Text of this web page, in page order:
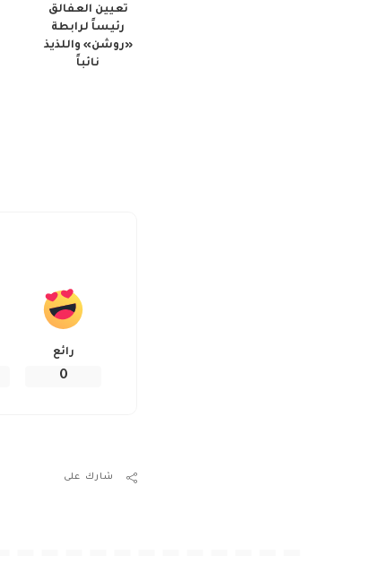
تعيين العفالق
رئيساً لرابطة
«روشن» واللذيذ
نائباً
رائع
0
شارك على